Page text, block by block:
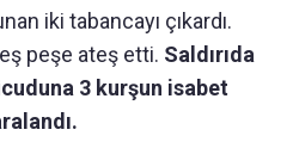
iki tabancayı çıkardı.
peşe ateş etti. Saldırıda
3 kurşun isabet